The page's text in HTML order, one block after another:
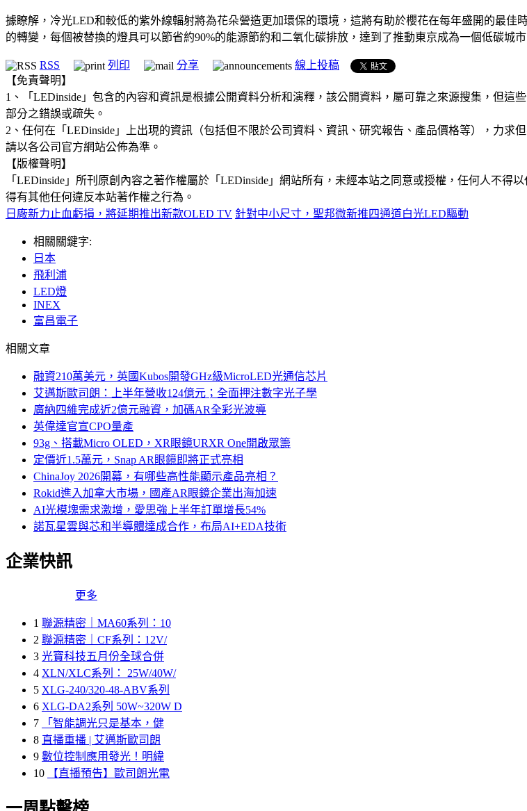
據瞭解，冷光LED和較低的紫外線輻射將為花朵營造更加環保的環境，這將有助於櫻花在每年盛開的最
的轉變，每個被替換的燈具可以節省約90%的能源節約和二氧化碳排放，達到了推動東京成為一個低碳城市
RSS 列印 分享
線上投稿
【免責聲明】
1、「LEDinside」包含的內容和資訊是根據公開資料分析和演釋，該公開資料，屬可靠之來源搜集，但
部分之錯誤或疏失。
2、任何在「LEDinside」上出現的資訊（包括但不限於公司資料、資訊、研究報告、產品價格等），力求
請以各公司官方網站公佈為準。
【版權聲明】
「LEDinside」所刊原創內容之著作權屬於「LEDinside」網站所有，未經本站之同意或授權，任何人不
得有其他任何違反本站著作權之行為。
日廠新力止血虧損，將延期推出新款OLED TV 針對中小尺寸，聖邦微新推四通道白光LED驅動
相關關鍵字:
日本
飛利浦
LED燈
INEX
富昌電子
相關文章
融資210萬美元，英國Kubos開發GHz級MicroLED光通信芯片
艾邁斯歐司朗：上半年營收124億元；全面押注數字光子學
廣納四維完成近2億元融資，加碼AR全彩光波導
英偉達官宣CPO量產
93g、搭載Micro OLED，XR眼鏡URXR One開啟眾籌
定價近1.5萬元，Snap AR眼鏡即將正式亮相
ChinaJoy 2026開幕，有哪些高性能顯示產品亮相？
Rokid進入加拿大市場，國產AR眼鏡企業出海加速
AI光模塊需求激增，愛思強上半年訂單增長54%
諾瓦星雲與芯和半導體達成合作，布局AI+EDA技術
企業快訊
更多
1 聯源精密｜MA60系列：10
2 聯源精密｜CF系列：12V/
3 光寶科技五月份全球合併
4 XLN/XLC系列： 25W/40W/
5 XLG-240/320-48-ABV系列
6 XLG-DA2系列 50W~320W D
7
「智能調光只是基本，健
8 直播重播 | 艾邁斯歐司朗
9 數位控制應用發光！明緯
10
【直播預告】歐司朗光電